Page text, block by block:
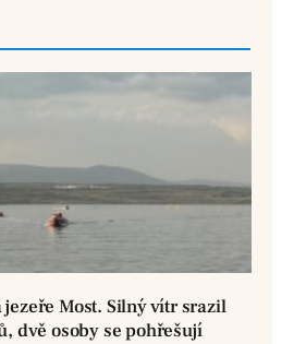
jezeře Most. Silný vítr srazil
dvě osoby se pohřešují